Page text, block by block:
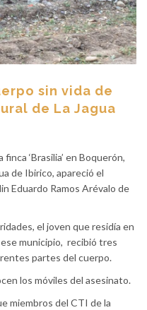
sin vida de
de La Jagua
‘Brasilia’ en Boquerón,
de Ibirico, apareció el
Eduardo Ramos Arévalo de
el joven que residía en
municipio, recibió tres
partes del cuerpo.
los móviles del asesinato.
miembros del CTI de la